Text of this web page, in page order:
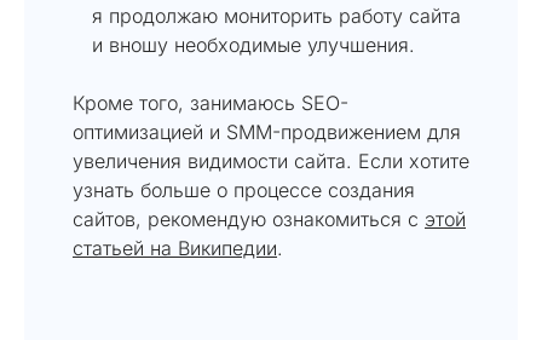
я продолжаю мониторить работу сайта
и вношу необходимые улучшения.
Кроме того, занимаюсь SEO-
оптимизацией и SMM-продвижением для
увеличения видимости сайта. Если хотите
узнать больше о процессе создания
сайтов, рекомендую ознакомиться с этой
статьей на Википедии.